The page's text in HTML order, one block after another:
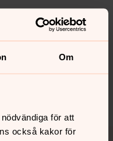
Om
för att
också kakor för
sidans